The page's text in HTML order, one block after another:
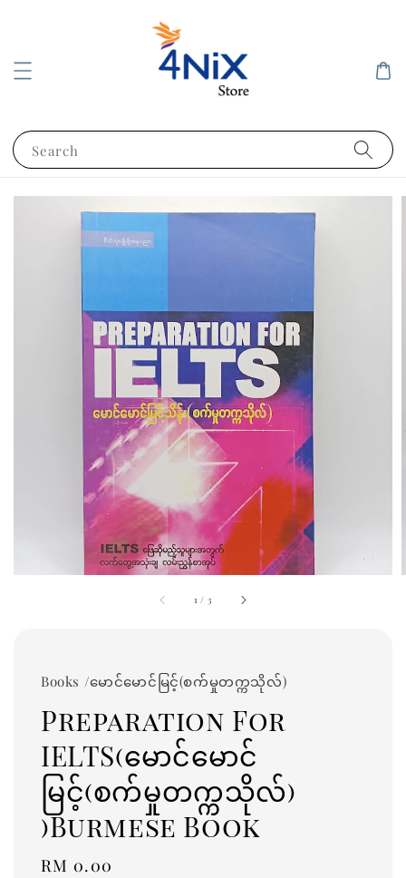
Search
1 / 3
Books /မောင်မောင်မြင့်(စက်မှုတက္ကသိုလ်)
Preparation For
IELTS(မောင်မောင်
မြင့်(စက်မှုတက္ကသိုလ်)
)Burmese Book
Regular
RM 0.00